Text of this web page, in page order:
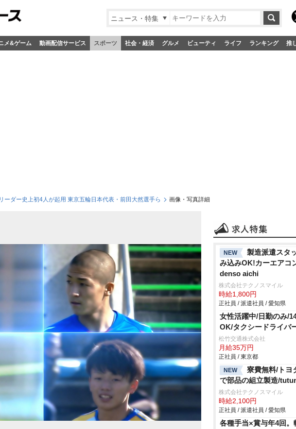
ニュース・特集
メ&ゲーム 動画配信サービス スポーツ 社会・経済 グルメ ビューティ ライフ ランキング 推
ーダー史上初4人が起用 東京五輪日本代表・前田大然選手ら 画像・写真詳細
NEW
製造派遣スタ
み込みOK!カーエアコ
denso aichi
株式会社テクノスマイル
時給1,800円
正社員 / 派遣社員 / 愛知県
女性活躍中/日勤のみ/
OK/タクシードライバ
松竹交通株式会社
月給35万円
正社員 / 東京都
NEW
寮費無料/トヨ
で部品の組立製造/
株式会社テクノスマイル
時給2,100円
正社員 / 派遣社員 / 愛知県
各種手当×賞与年4回。